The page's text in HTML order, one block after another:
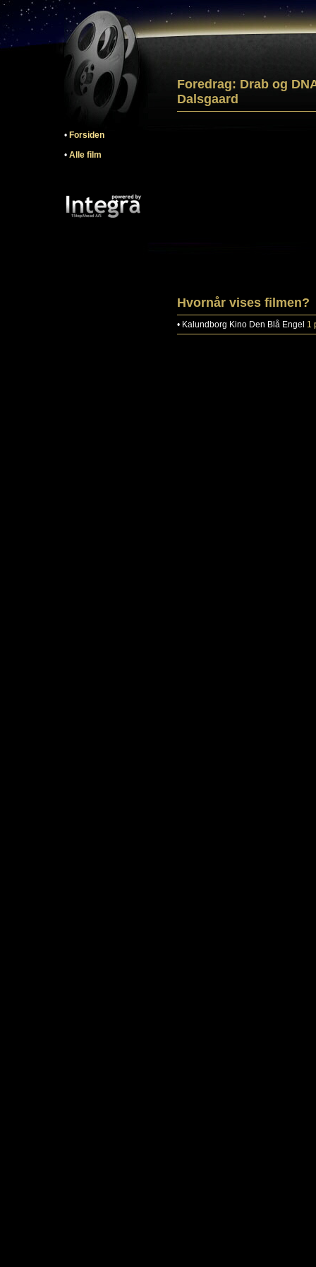
• Forsiden
• Alle film
Foredrag: Drab og
Dalsgaard
Hvornår vises filmen?
• Kalundborg Kino Den Blå Engel 1